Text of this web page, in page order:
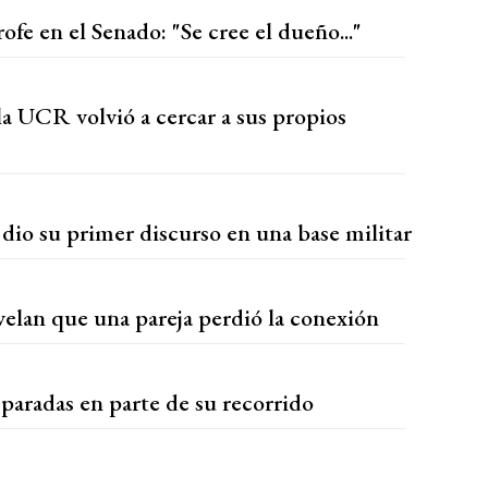
en el Senado: "Se cree el dueño..."
UCR volvió a cercar a sus propios
su primer discurso en una base militar
que una pareja perdió la conexión
en parte de su recorrido